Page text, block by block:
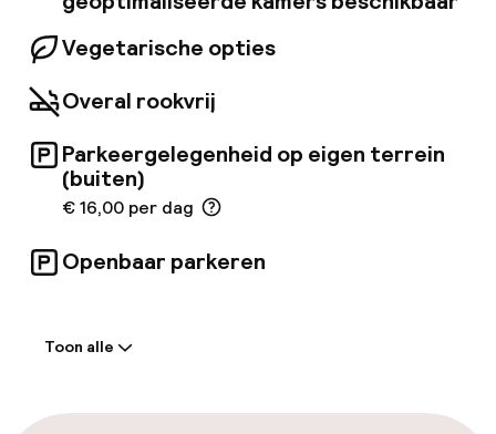
Vegetarische opties
Overal rookvrij
Parkeergelegenheid op eigen terrein
(buiten)
€ 16,00 per dag
Openbaar parkeren
Meertalige medewerkers
Toon alle